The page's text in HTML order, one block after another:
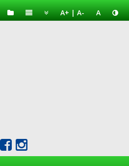
A+|A- A